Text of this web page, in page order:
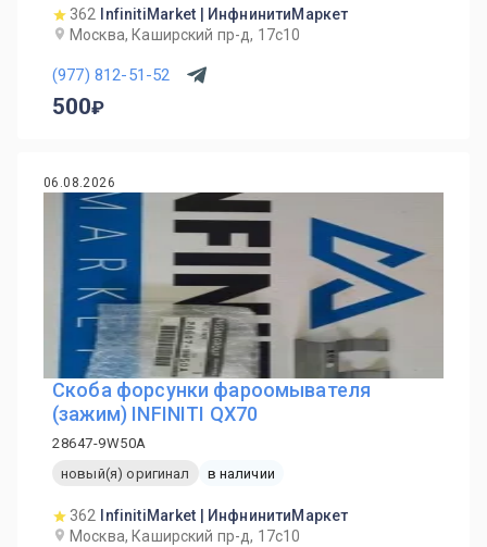
362
InfinitiMarket | ИнфнинитиМаркет
Москва, Каширский пр-д, 17с10
(977) 812-51-52
500
06.08.2026
Скоба форсунки фароомывателя
(зажим) INFINITI QX70
28647-9W50A
новый(я) оригинал
в наличии
362
InfinitiMarket | ИнфнинитиМаркет
Москва, Каширский пр-д, 17с10